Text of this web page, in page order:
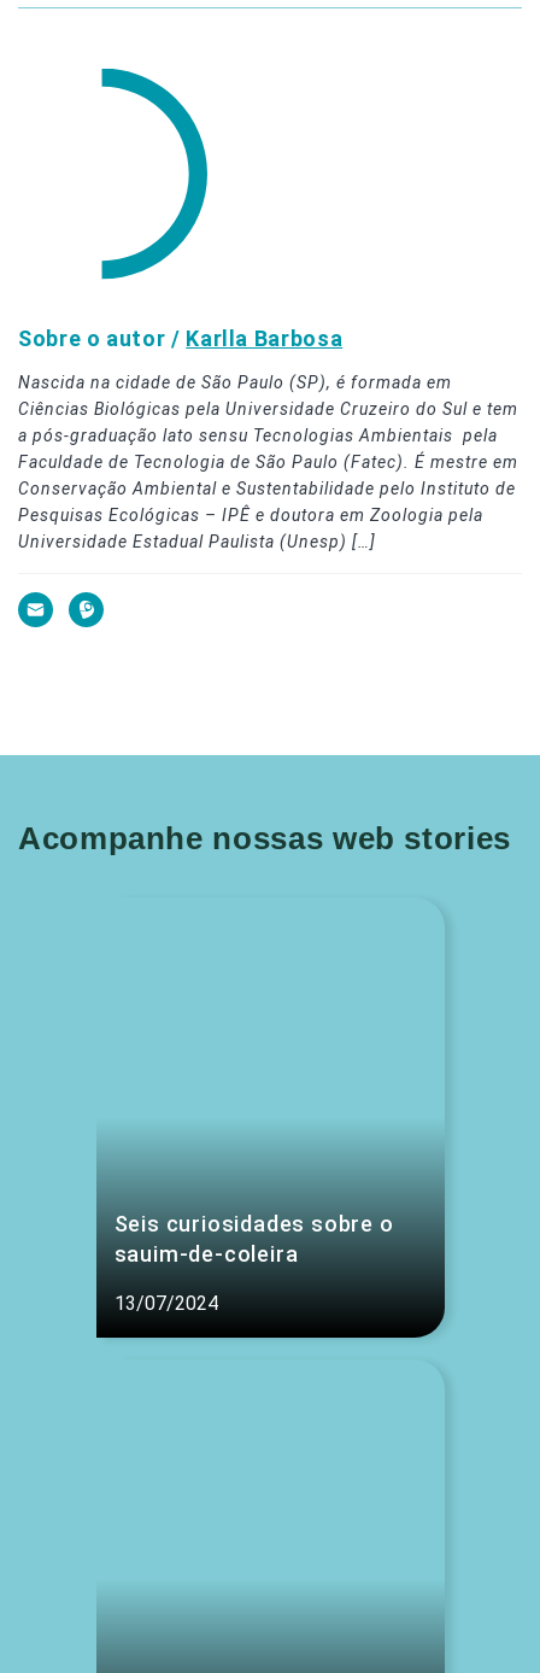
Sobre o autor / Karlla Barbosa
Nascida na cidade de São Paulo (SP), é formada em
Ciências Biológicas pela Universidade Cruzeiro do Sul e tem
a pós-graduação lato sensu Tecnologias Ambientais pela
Faculdade de Tecnologia de São Paulo (Fatec). É mestre em
Conservação Ambiental e Sustentabilidade pelo Instituto de
Pesquisas Ecológicas – IPÊ e doutora em Zoologia pela
Universidade Estadual Paulista (Unesp) […]
Acompanhe nossas web stories
Seis curiosidades sobre o
sauim-de-coleira
13/07/2024